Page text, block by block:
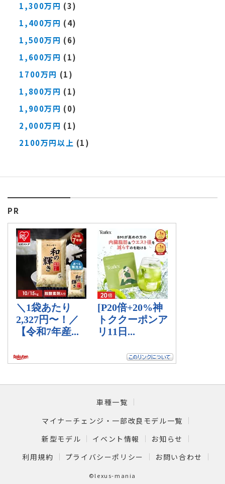
1,300万円 (3)
1,400万円 (4)
1,500万円 (6)
1,600万円 (1)
1700万円 (1)
1,800万円 (1)
1,900万円 (0)
2,000万円 (1)
2100万円以上 (1)
PR
車種一覧
マイナーチェンジ・一部改良モデル一覧
新型モデル
イベント情報
お知らせ
利用規約
プライバシーポリシー お問い合わせ
©lexus-mania